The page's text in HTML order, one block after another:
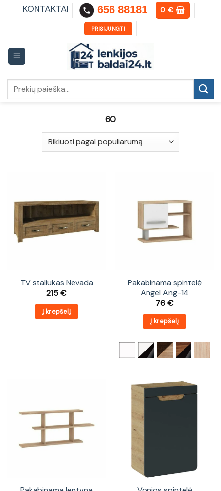
KONTAKTAI 656 88181 0€
PRISIJUNGTI
60
TV staliukas Nevada
215€
Į krepšelį
Pakabinama spintelė
Angel Ang-14
76€
Į krepšelį